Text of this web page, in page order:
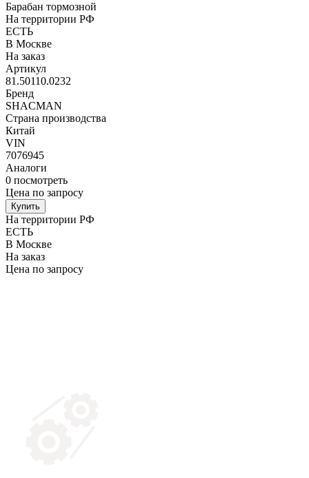
Барабан тормозной
На территории РФ
ЕСТЬ
В Москве
На заказ
Артикул
81.50110.0232
Бренд
SHACMAN
Страна производства
Китай
VIN
7076945
Аналоги
0 посмотреть
Цена по запросу
Купить
На территории РФ
ЕСТЬ
В Москве
На заказ
Цена по запросу